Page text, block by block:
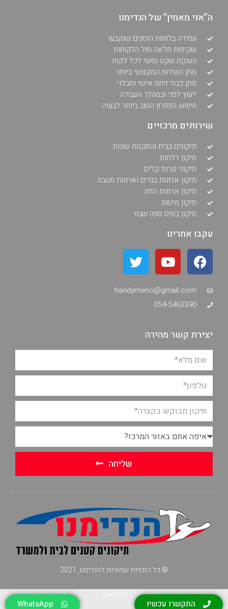
התקשרו עכשיו WhatsApp
ה”אני מאמין” של הנדימנו
עמידה בלוחות הזמנים שנקבעו
שקיפות מלאה מול הלקוחות
הענקת שקט נפשי לכל לקוח
מתן השירות המקצועי ביותר
מתן כבוד ויחס אישי וסבלני
ייעוץ לפני ובמהלך העבודה
חיפוש הפתרון הטוב ביותר לבעיה
שירותים מרכזיים
תיקונים בבית והתקנות שונות
תיקון דלתות
תיקוני נגרות קלים
תיקון ארונות בגדים וארונות מטבח
תיקון ארונות הזזה
תיקון מיטות
תיקון בסיס ספה שבור
עקבו אחרינו
handymeno@gmail.com
054-5463390
יצירת קשר מהירה
שליחה
© כל הזכויות שמורות להנדימנו, 2021